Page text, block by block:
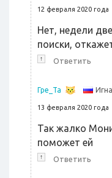
12 февраля 2020 года
Нет, недели
поиски,
↑ Ответить
Гре_Та
13 февраля 2020 года
Так жалко
поможет ей
↑ Ответить